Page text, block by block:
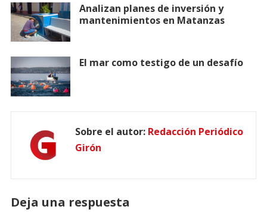
Analizan planes de inversión y
mantenimientos en Matanzas
El mar como testigo de un desafío
Sobre el autor: Redacción Periódico
Girón
Deja una respuesta